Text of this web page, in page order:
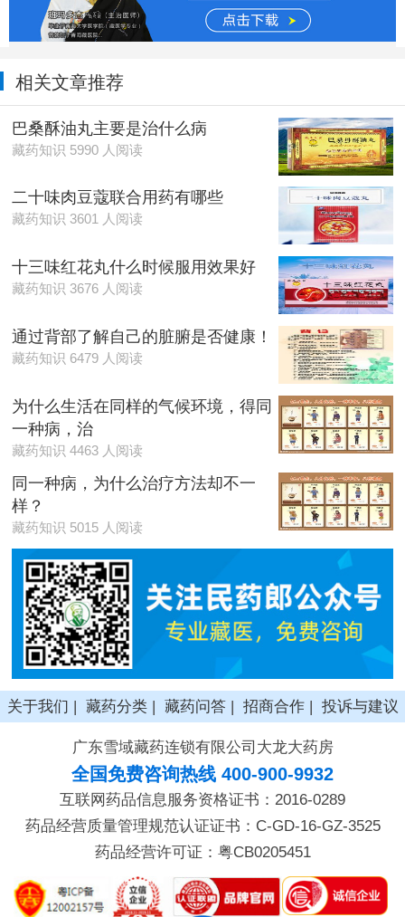
相关文章推荐
巴桑酥油丸主要是治什么病
藏药知识 5990 人阅读
二十味肉豆蔻联合用药有哪些
藏药知识 3601 人阅读
十三味红花丸什么时候服用效果好
藏药知识 3676 人阅读
通过背部了解自己的脏腑是否健康！
藏药知识 6479 人阅读
为什么生活在同样的气候环境，得同
一种病，治
藏药知识 4463 人阅读
同一种病，为什么治疗方法却不一
样？
藏药知识 5015 人阅读
关于我们 | 藏药分类| 藏药问答| 招商合作| 投诉与建议
广东雪域藏药连锁有限公司大龙大药房
全国免费咨询热线 400-900-9932
互联网药品信息服务资格证书：2016-0289
药品经营质量管理规范认证证书：C-GD-16-GZ-3525
药品经营许可证：粤CB0205451